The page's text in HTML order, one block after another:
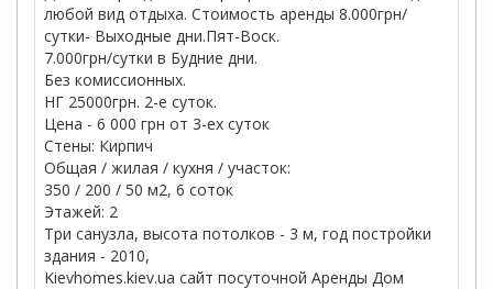
любой вид отдыха. Стоимость аренды 8.000грн/
сутки- Выходные дни.Пят-Воск.
7.000грн/сутки в Будние дни.
Без комиссионных.
НГ 25000грн. 2-е суток.
Цена - 6 000 грн от 3-ех суток
Стены: Кирпич
Общая / жилая / кухня / участок:
350 / 200 / 50 м2, 6 соток
Этажей: 2
Три санузла, высота потолков - 3 м, год постройки
здания - 2010,
Kievhomes.kiev.ua сайт посуточной Аренды Дом